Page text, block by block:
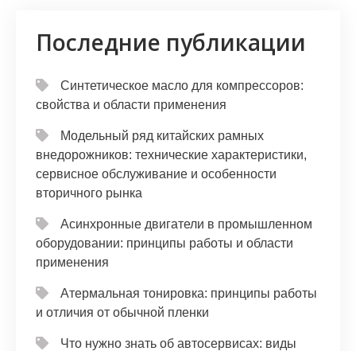
Последние публикации
Синтетическое масло для компрессоров:
свойства и области применения
Модельный ряд китайских рамных
внедорожников: технические характеристики,
сервисное обслуживание и особенности
вторичного рынка
Асинхронные двигатели в промышленном
оборудовании: принципы работы и области
применения
Атермальная тонировка: принципы работы
и отличия от обычной пленки
Что нужно знать об автосервисах: виды